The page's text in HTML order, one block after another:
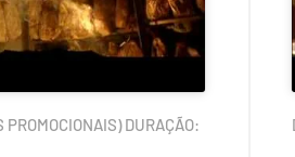
PROMOCIONAIS) DURAÇÃO: